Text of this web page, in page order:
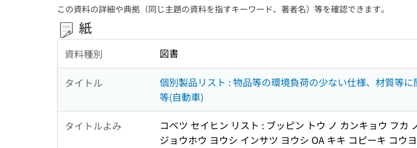
この資料の詳細や典拠（同じ主題の資料を指すキーワード、著者名）等を確認できます。
紙
資料種別 図書
タイトル
個別製品リスト : 物品等の環境負荷の少ない仕様、材質等
等(自動車)
タイトルよみ
コベツ セイヒン リスト : ブッピン トウ ノ カンキョウ フ
ジョウホウ ヨウシ インサツ ヨウシ OA キキ コピーキ コウ